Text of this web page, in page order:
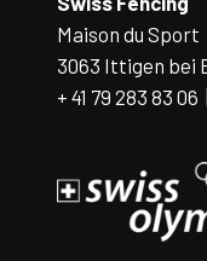
Maison du
3063 Ittigen bei
+ 41 79 283 83 06 |